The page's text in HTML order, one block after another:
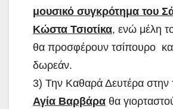
μουσικό συγκρότημα του
Κώστα Τσιοτίκα, ενώ μέλη
θα προσφέρουν τσίπουρο
δωρεάν.
3) Την Καθαρά Δευτέρα στην
Αγία Βαρβάρα θα